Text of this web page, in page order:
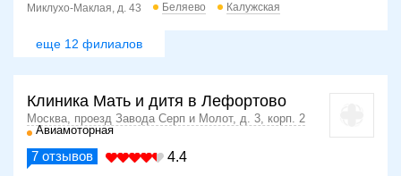
Миклухо-Маклая, д. 43 Беляево Калужская
еще 12 филиалов
Клиника Мать и дитя в Лефортово
Москва, проезд Завода Серп и Молот, д. 3, корп. 2
Авиамоторная
7 отзывов 4.4